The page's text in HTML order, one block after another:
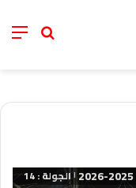
خانة
| الجولة : 14